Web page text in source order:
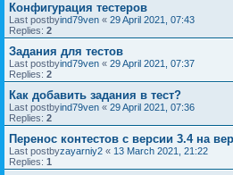
Конфигурация тестеров
Last postbyind79ven « 29 April 2021, 07:43
Replies: 2
Задания для тестов
Last postbyind79ven « 29 April 2021, 07:37
Replies: 2
Как добавить задания в тест?
Last postbyind79ven « 29 April 2021, 07:36
Replies: 2
Перенос контестов с версии 3.4 на
Last postbyzayarniy2 « 13 March 2021, 21:22
Replies: 1